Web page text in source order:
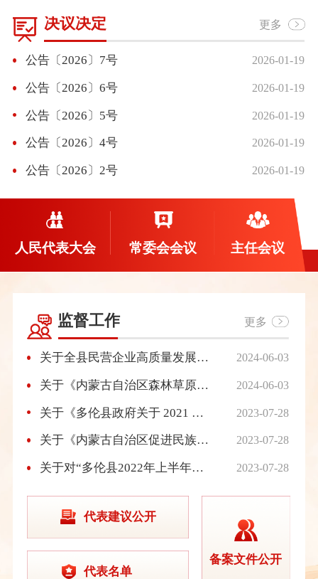
决议决定 更多
公告〔2026〕7号 2026-01-19
公告〔2026〕6号 2026-01-19
公告〔2026〕5号 2026-01-19
公告〔2026〕4号 2026-01-19
公告〔2026〕2号 2026-01-19
人民代表大会 常委会会议 主任会议
监督工作 更多
关于全县民营企业高质量发展情况调研报告 2024-06-03
关于《内蒙古自治区森林草原防火条例》执法检查情况的报告 2024-06-03
关于《多伦县政府关于 2021 年度国有自然 资源资产管理情况报告》的审议意见 2023-07-28
关于《内蒙古自治区促进民族团结进步条例》执法检查情况的报告 2023-07-28
关于对“多伦县2022年上半年国民经济 和社会发展计划执行情况、2021年财政决算和2022年上半年财政预算执行情况、2021年本级财政预算和其他财政收支审计情况的报告” 的审议意见 2023-07-28
代表建议公开
备案文件公开
代表名单